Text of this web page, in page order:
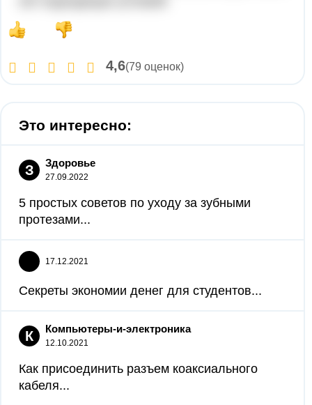
4,6(79 оценок)
Это интересно:
З Здоровье
27.09.2022
5 простых советов по уходу за зубными
протезами...
17.12.2021
Секреты экономии денег для студентов...
К Компьютеры-и-электроника
12.10.2021
Как присоединить разъем коаксиального
кабеля...